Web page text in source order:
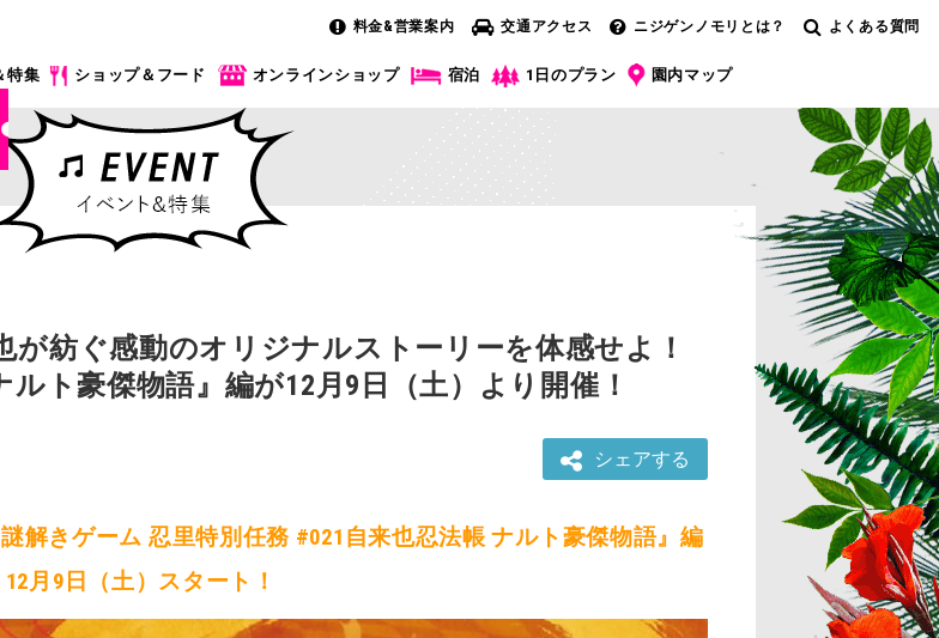
料金&営業案内 交通アクセス ニジゲンノモリとは？ よくある質問
特集 ショップ＆フード オンラインショップ 宿泊 1日のプラン 園内マップ
紡ぐ感動のオリジナルストーリーを体感せよ！
ト豪傑物語』編が12月9日（土）より開催！
シェアする
謎解きゲーム 忍里特別任務 #021自来也忍法帳 ナルト豪傑物語』編
12月9日（土）スタート！